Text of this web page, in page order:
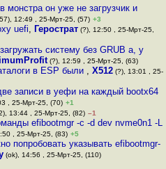
монстра он уже не загрузчик и
12:49 , 25-Мрт-25, (57) +3
uefi, Герострат (?), 12:50 , 25-Мрт-25,
систему без GRUB а, у
(?), 12:59 , 25-Мрт-25, (63)
в ESP были , X512(?), 13:01 , 25-
записи в уефи на каждый bootx64
, 25-Мрт-25, (70) +1
13:44 , 25-Мрт-25, (82) –1
efibootmgr -c -d dev nvme0n1 -L
, 25-Мрт-25, (83) +5
попробовать указывать efibootmgr-
(ok), 14:56 , 25-Мрт-25, (110)